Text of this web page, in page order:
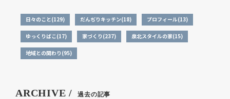
日々のこと(129) だんぢりキッチン(18) プロフィール(13)
ゆっくりばこ(17) 家づくり(237) 泉北スタイルの家(15)
地域との関わり(95)
ARCHIVE / 過去の記事